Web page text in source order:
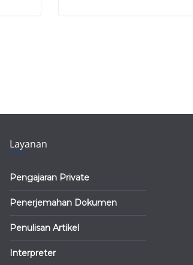
Layanan
Pengajaran Private
Penerjemahan Dokumen
Penulisan Artikel
Interpreter